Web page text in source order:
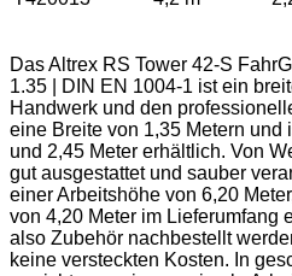
Das Altrex RS Tower 42-S
1.35 | DIN EN 1004-1 ist ein
Handwerk und den
eine Breite von 1,35 Metern und
und 2,45 Meter erhältlich. Von
gut ausgestattet und sauber
einer Arbeitshöhe von 6,20
von 4,20 Meter im Lieferumfang
also Zubehör nachbestellt
keine versteckten Kosten. In